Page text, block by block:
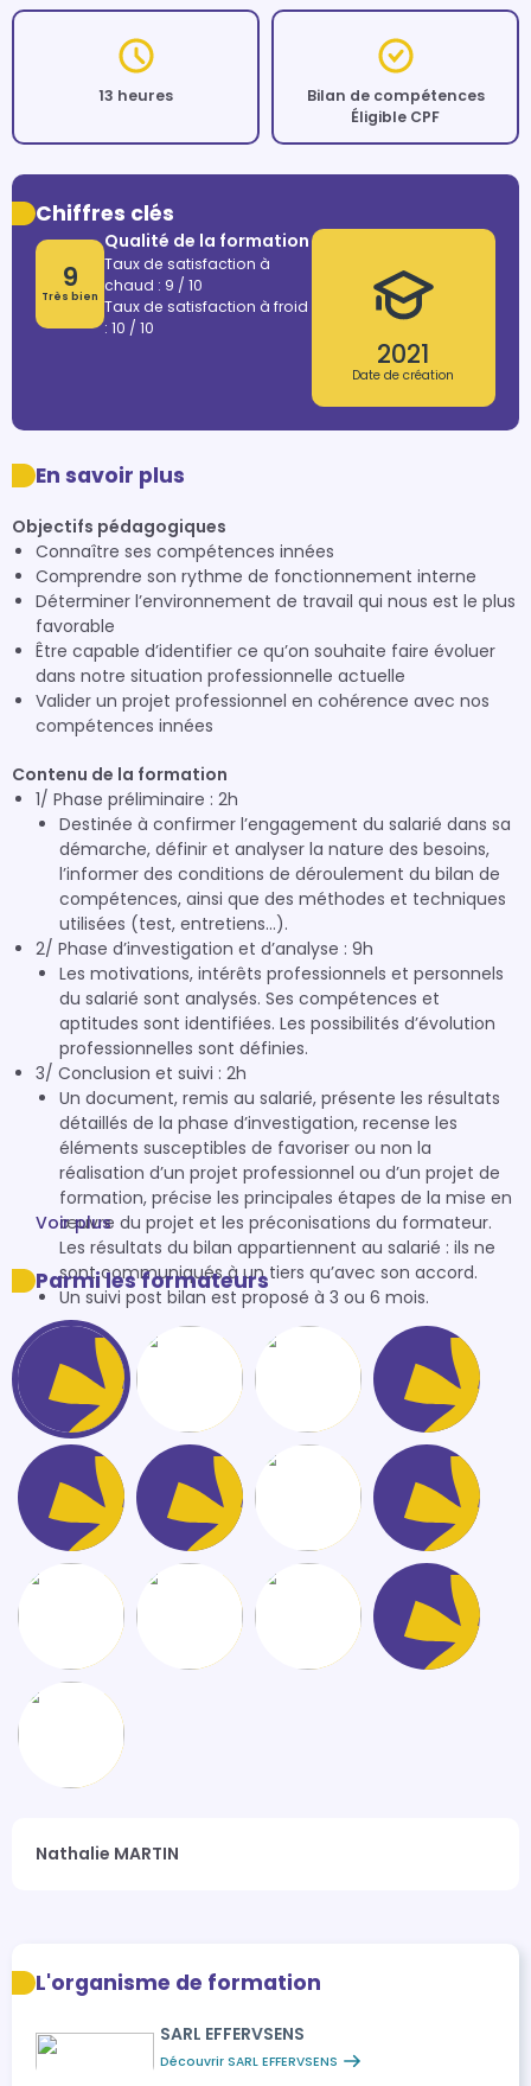
13 heures
Bilan de compétences
Éligible CPF
Chiffres clés
9
Très bien
Qualité de la formation
Taux de satisfaction à
chaud : 9 / 10
Taux de satisfaction à froid
: 10 / 10
2021
Date de création
En savoir plus
Objectifs pédagogiques
Connaître ses compétences innées
Comprendre son rythme de fonctionnement interne
Déterminer l’environnement de travail qui nous est le plus
favorable
Être capable d’identifier ce qu’on souhaite faire évoluer
dans notre situation professionnelle actuelle
Valider un projet professionnel en cohérence avec nos
compétences innées
Contenu de la formation
1/ Phase préliminaire : 2h
Destinée à confirmer l’engagement du salarié dans sa
démarche, définir et analyser la nature des besoins,
l’informer des conditions de déroulement du bilan de
compétences, ainsi que des méthodes et techniques
utilisées (test, entretiens…).
2/ Phase d’investigation et d’analyse : 9h
Les motivations, intérêts professionnels et personnels
du salarié sont analysés. Ses compétences et
aptitudes sont identifiées. Les possibilités d’évolution
professionnelles sont définies.
3/ Conclusion et suivi : 2h
Un document, remis au salarié, présente les résultats
détaillés de la phase d’investigation, recense les
éléments susceptibles de favoriser ou non la
réalisation d’un projet professionnel ou d’un projet de
formation, précise les principales étapes de la mise en
œuvre du projet et les préconisations du formateur.
Les résultats du bilan appartiennent au salarié : ils ne
sont communiqués à un tiers qu’avec son accord.
Un suivi post bilan est proposé à 3 ou 6 mois.
Voir plus
Parmi les formateurs
Nathalie MARTIN
L'organisme de formation
SARL EFFERVSENS
Découvrir SARL EFFERVSENS